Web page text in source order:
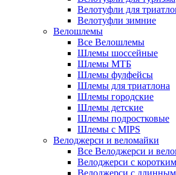
Велотуфли для
Велотуфли зимние
Велошлемы
Все Велошлемы
Шлемы шоссейные
Шлемы МТБ
Шлемы фулфейсы
Шлемы для триатлона
Шлемы городские
Шлемы детские
Шлемы подростковые
Шлемы с MIPS
Велоджерси и веломайки
Все Велоджерси и
Велоджерси с
Велоджерси с